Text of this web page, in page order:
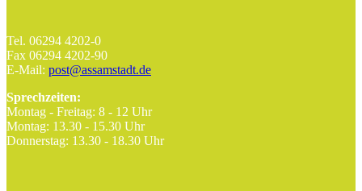
Tel. 06294 4202-0
Fax 06294 4202-90
E-Mail: post@assamstadt.de
Sprechzeiten:
Montag - Freitag: 8 - 12 Uhr
Montag: 13.30 - 15.30 Uhr
Donnerstag: 13.30 - 18.30 Uhr